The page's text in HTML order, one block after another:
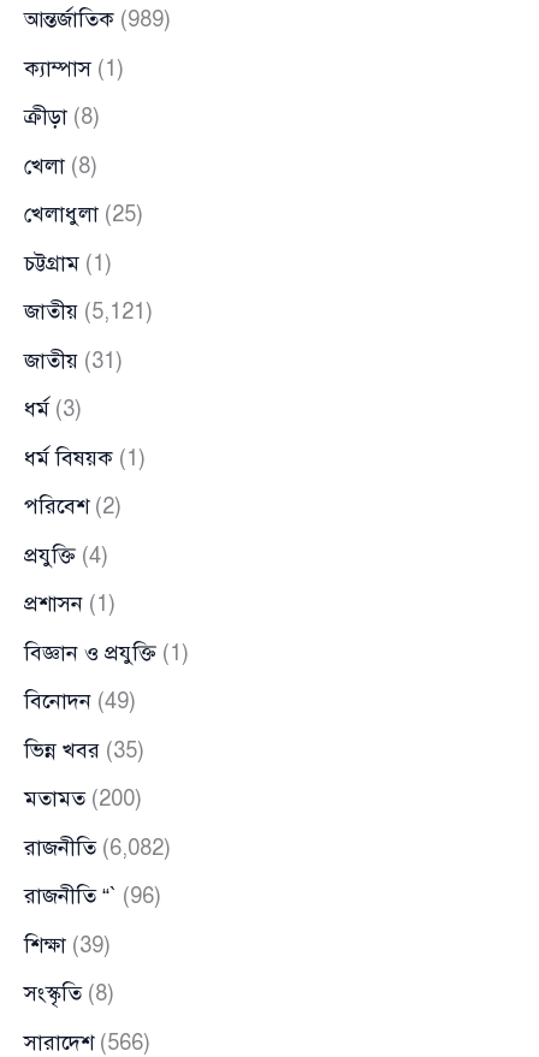
আন্তর্জাতিক (989)
ক্যাম্পাস(1)
ক্রীড়া (8)
খেলা (8)
খেলাধুলা (25)
চট্টগ্রাম (1)
জাতীয় (5,121)
জাতীয় (31)
ধর্ম (3)
ধর্ম বিষয়ক (1)
পরিবেশ(2)
প্রযুক্তি (4)
প্রশাসন (1)
বিজ্ঞান ও প্রযুক্তি (1)
বিনোদন (49)
ভিন্ন খবর (35)
মতামত(200)
রাজনীতি(6,082)
রাজনীতি “` (96)
শিক্ষা (39)
সংস্কৃতি(8)
সারাদেশ(566)